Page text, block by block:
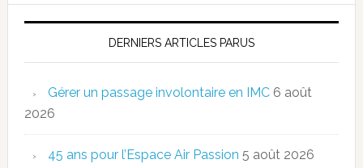
DERNIERS ARTICLES PARUS
Gérer un passage involontaire en IMC 6 août
2026
45 ans pour l’Espace Air Passion 5 août 2026